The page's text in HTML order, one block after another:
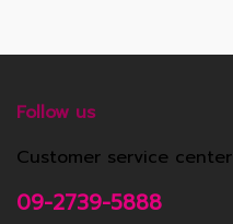
Follow us
Customer service center
09-2739-5888